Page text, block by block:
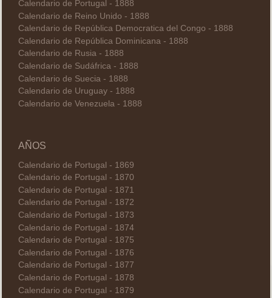
Calendario de Portugal - 1888
Calendario de Reino Unido - 1888
Calendario de República Democratica del Congo - 1888
Calendario de República Dominicana - 1888
Calendario de Rusia - 1888
Calendario de Sudáfrica - 1888
Calendario de Suecia - 1888
Calendario de Uruguay - 1888
Calendario de Venezuela - 1888
AÑOS
Calendario de Portugal - 1869
Calendario de Portugal - 1870
Calendario de Portugal - 1871
Calendario de Portugal - 1872
Calendario de Portugal - 1873
Calendario de Portugal - 1874
Calendario de Portugal - 1875
Calendario de Portugal - 1876
Calendario de Portugal - 1877
Calendario de Portugal - 1878
Calendario de Portugal - 1879